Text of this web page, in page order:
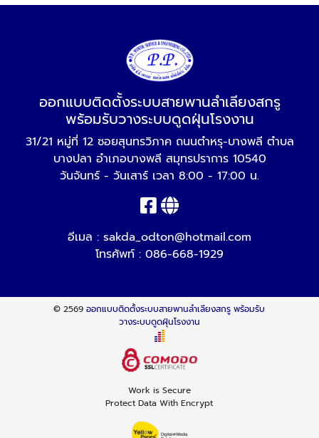
ออกแบบติดตั้งระบบสายพานลำเลียงสกรู
พร้อมรับวางระบบดูดฝุ่นโรงงาน
31/21 หมู่ที่ 12 ซอยสุนทรวิภาค ถนนตำหรุ-บางพลี ตำบล
บางปลา อำเภอบางพลี สมุทรปราการ 10540
วันจันทร์ - วันเสาร์ เวลา 8:00 - 17:00 น.
อีเมล : sakda_odton@hotmail.com
โทรศัพท์ : 086-668-1929
© 2569ออกแบบติดตั้งระบบสายพานลำเลียงสกรู พร้อมรับ
วางระบบดูดฝุ่นโรงงาน
Work is Secure
Protect Data With Encrypt